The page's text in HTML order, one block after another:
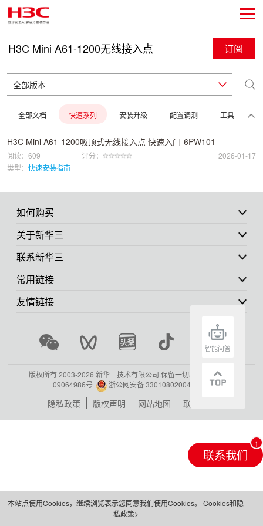
H3C Mini A61-1200无线接入点 订阅
全部文档 快速系列 安装升级 配置调测 工具
H3C Mini A61-1200吸顶式无线接入点 快速入门-6PW101
阅读：609 评分：
2026-01-17
类型： 快速安装指南
如何购买
关于新华三
联系新华三
常用链接
友情链接
版权所有 2003-2026 新华三技术有限公司.保留一切权利.
浙ICP备
09064986号
浙公网安备 33010802004416号
隐私政策 版权声明 网站地图 联系我们
联系我们
本站点使用Cookies，继续浏览表示您同意我们使用Cookies。 Cookies和隐
私政策>
智能问答